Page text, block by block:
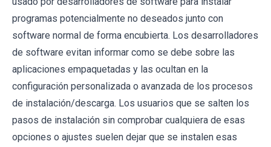
programas potencialmente no deseados junto con
software normal de forma encubierta. Los desarrolladores
de software evitan informar como se debe sobre las
aplicaciones empaquetadas y las ocultan en la
configuración personalizada o avanzada de los procesos
de instalación/descarga. Los usuarios que se salten los
pasos de instalación sin comprobar cualquiera de esas
opciones o ajustes suelen dejar que se instalen esas